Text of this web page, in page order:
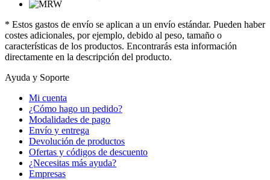
* Estos gastos de envío se aplican a un envío estándar. Pueden haber
costes adicionales, por ejemplo, debido al peso, tamaño o
características de los productos. Encontrarás esta información
directamente en la descripción del producto.
Ayuda y Soporte
Mi cuenta
¿Cómo hago un pedido?
Modalidades de pago
Envío y entrega
Devolución de productos
Ofertas y códigos de descuento
¿Necesitas más ayuda?
Empresas